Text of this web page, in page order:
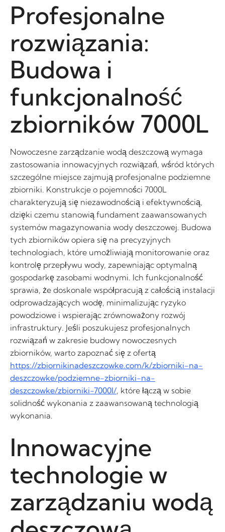
Profesjonalne
rozwiązania:
Budowa i
funkcjonalność
zbiorników 7000L
Nowoczesne zarządzanie wodą deszczową wymaga
zastosowania innowacyjnych rozwiązań, wśród których
szczególne miejsce zajmują profesjonalne podziemne
zbiorniki. Konstrukcje o pojemności 7000L
charakteryzują się niezawodnością i efektywnością,
dzięki czemu stanowią fundament zaawansowanych
systemów magazynowania wody deszczowej. Budowa
tych zbiorników opiera się na precyzyjnych
technologiach, które umożliwiają monitorowanie oraz
kontrolę przepływu wody, zapewniając optymalną
gospodarkę zasobami wodnymi. Ich funkcjonalność
sprawia, że doskonale współpracują z całością instalacji
odprowadzających wodę, minimalizując ryzyko
powodziowe i wspierając zrównoważony rozwój
infrastruktury. Jeśli poszukujesz profesjonalnych
rozwiązań w zakresie budowy nowoczesnych
zbiorników, warto zapoznać się z ofertą
https://zbiornikinadeszczowke.com/k/zbiorniki-na-
deszczowke/podziemne-zbiorniki-na-
deszczowke/zbiorniki-7000l/, które łączą w sobie
solidność wykonania z zaawansowaną technologią
wykonania.
Innowacyjne
technologie w
zarządzaniu wodą